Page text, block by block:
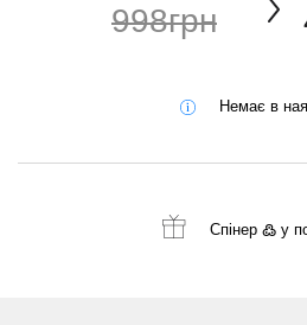
998грн
Немає в
Спінер ߷ у